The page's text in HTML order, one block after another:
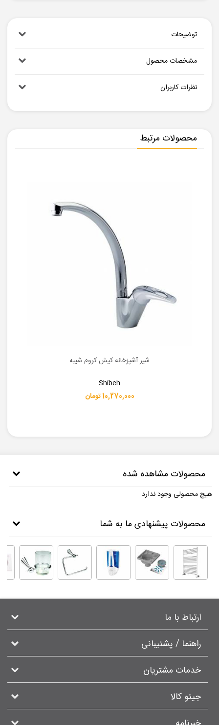
توضیحات
مشخصات محصول
نظرات کاربران
محصولات مرتبط
شیر آشپزخانه کیش کروم شیبه
Shibeh
10,270,000 تومان
محصولات مشاهده شده
هیچ محصولی وجود ندارد
محصولات پیشنهادی ما به شما
ارتباط با ما
راهنما / پشتیبانی
خدمات مشتریان
جیتو کالا